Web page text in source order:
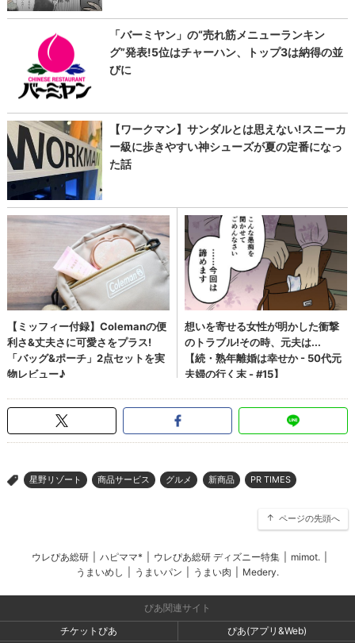
> 星野リゾート 商品サービス グルメ 新商品 PR TIMES
ページの先頭へ
ウレぴあ総研 ハピママ* ウレぴあ総研 ディズニー特集 mimot.
うまいめし
うまいパン うまい肉 Medery.
ぴあ関連サイト
チケットぴあ
ぴあ(アプリ&Web)